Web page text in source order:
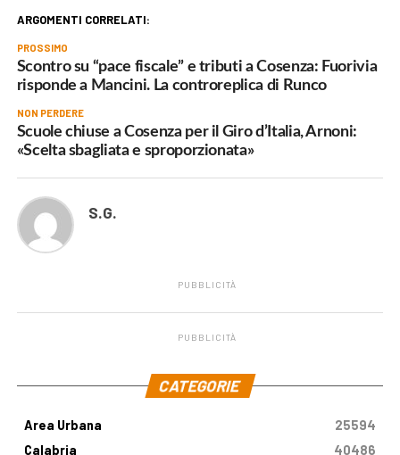
ARGOMENTI CORRELATI:
PROSSIMO
Scontro su “pace fiscale” e tributi a Cosenza: Fuorivia
risponde a Mancini. La controreplica di Runco
NON PERDERE
Scuole chiuse a Cosenza per il Giro d’Italia, Arnoni:
«Scelta sbagliata e sproporzionata»
S.G.
PUBBLICITÀ
PUBBLICITÀ
CATEGORIE
Area Urbana
25594
Calabria
40486